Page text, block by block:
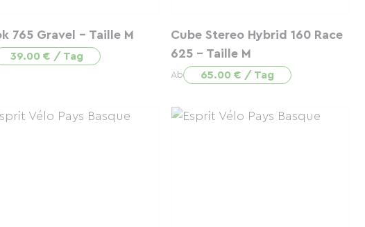
765 Gravel - Taille M
39.00 € / Tag
Cube Stereo Hybrid 160 Race
625 - Taille M
Ab 65.00 € / Tag